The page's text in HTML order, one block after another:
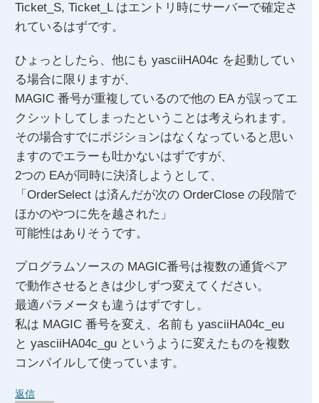
Ticket_S, Ticket_L はエントリ時にサーバーで確定さ
れているはずです。
ひょっとしたら、他にも yasciiHA04c を起動してい
る場合に限りますが、
MAGIC 番号が重複しているので他の EA が誤ってエ
クシットしてしまったということは考えられます。
その場合すでにポジションはなくなっていると思い
ますのでエラーも吐かないはずですが、
2つの EAが同時に決済しようとして、
「OrderSelect は済んだが次の OrderClose の段階で
ほかのやつに先を越された」
可能性はありそうです。
プログラムソースの MAGIC番号は複数の通貨ペア
で動作させるときは少しずつ変えてください。
最適パラメータも違うはずですし。
私は MAGIC 番号を変え、名前も yasciiHA04c_eu
と yasciiHA04c_gu というように変えたものを複数
コンパイルして使っています。
返信